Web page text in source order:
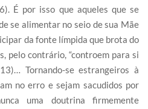
É por isso que aqueles que se
se alimentar no seio de sua Mãe
da fonte límpida que brota do
pelo contrário, “controem para si
Tornando-se estrangeiros à
no erro e sejam sacudidos por
uma doutrina firmemente